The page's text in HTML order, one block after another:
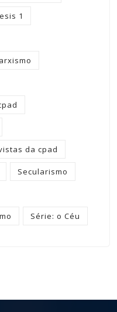
1
da cpad
Secularismo
Série: o Céu